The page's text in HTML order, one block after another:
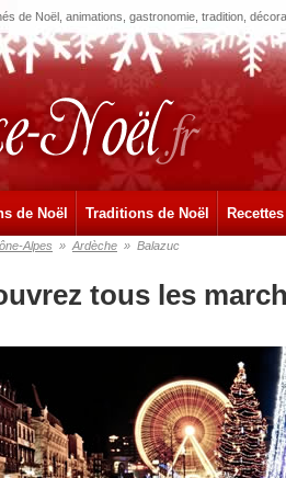
de Noël, animations, gastronomie, tradition,
de Noël Traditions de Noël
Alpes » Ardèche » Balazuc
tous les